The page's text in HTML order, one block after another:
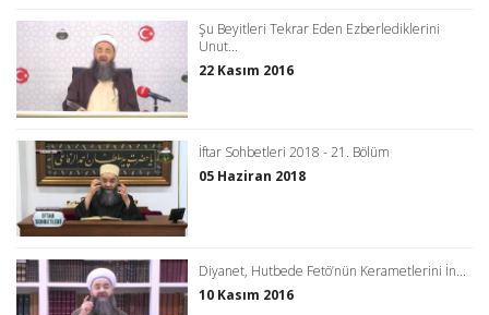
Şu Beyitleri Tekrar Eden Ezberlediklerini
Unut...
22 Kasım 2016
İftar Sohbetleri 2018 - 21. Bölüm
05 Haziran 2018
Diyanet, Hutbede Fetö’nün Kerametlerini İn...
10 Kasım 2016